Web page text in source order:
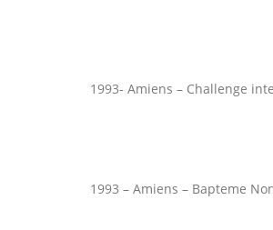
1993- Amiens – Challenge
1993 – Amiens – Bapteme